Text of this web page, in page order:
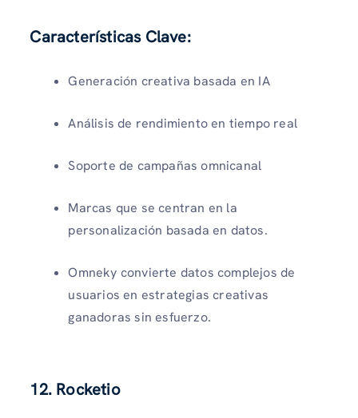
Características Clave:
Generación creativa basada en IA
Análisis de rendimiento en tiempo real
Soporte de campañas omnicanal
Marcas que se centran en la
personalización basada en datos.
Omneky convierte datos complejos de
usuarios en estrategias creativas
ganadoras sin esfuerzo.
12. Rocketio